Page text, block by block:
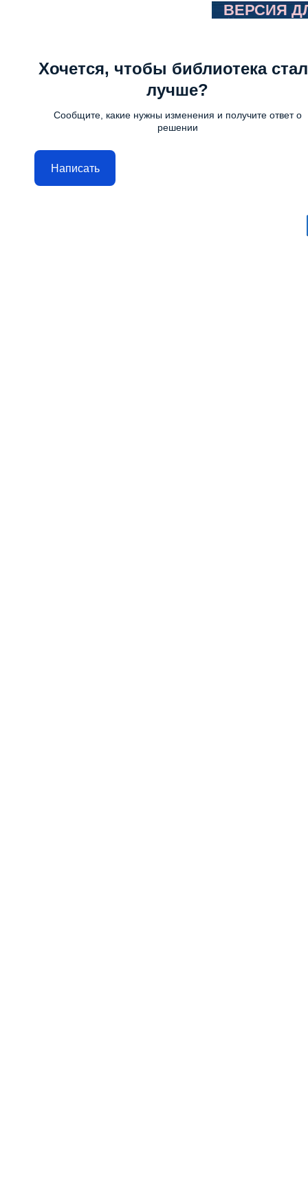
ВЕРСИЯ
Хочется, чтобы библиотека
лучше?
Сообщите, какие нужны изменения и получите ответ о
решении
Написать